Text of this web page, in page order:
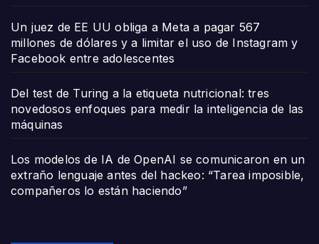
Un juez de EE UU obliga a Meta a pagar 567
millones de dólares y a limitar el uso de Instagram y
Facebook entre adolescentes
Del test de Turing a la etiqueta nutricional: tres
novedosos enfoques para medir la inteligencia de las
máquinas
Los modelos de IA de OpenAI se comunicaron en un
extraño lenguaje antes del hackeo: “Tarea imposible,
compañeros lo están haciendo”